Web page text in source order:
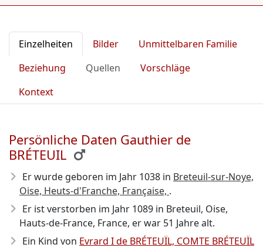
Einzelheiten Bilder
Unmittelbaren Familie
Beziehung
Quellen
Vorschläge
Kontext
Persönliche Daten Gauthier de
BRÉTEUIL
Er wurde geboren im Jahr 1038 in Breteuil-sur-Noye,
Oise, Heuts-d'Franche, Française, .
Er ist verstorben im Jahr 1089 in Breteuil, Oise,
Hauts-de-France, France, er war 51 Jahre alt.
Ein Kind von Evrard I de BRÉTEUÏL, COMTE BRÉTEUÏL